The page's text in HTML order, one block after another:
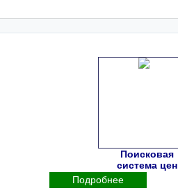
Поисковая
система цен
Подробнее